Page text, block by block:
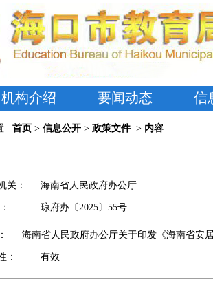
机构介绍 要闻动态 信
: 首页 > 信息公开 > 政策文件> 内容
关： 海南省人民政府办公厅
琼府办〔2025〕55号
海南省人民政府办公厅关于印发《海南省安
： 有效